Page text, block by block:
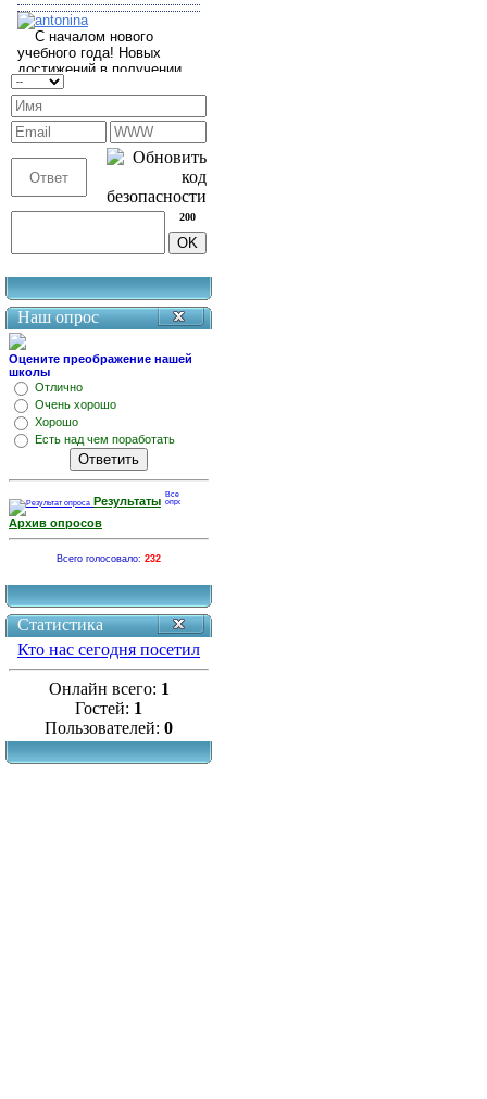
200
Наш опрос
Оцените преображение нашей
школы
Отлично
Очень хорошо
Хорошо
Есть над чем поработать
Результаты
Архив опросов
Всего голосовало: 232
Статистика
Кто нас сегодня посетил
Онлайн всего: 1
Гостей: 1
Пользователей: 0